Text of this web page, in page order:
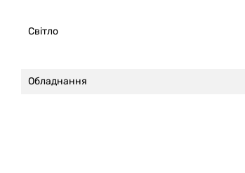
Світло
Обладнання